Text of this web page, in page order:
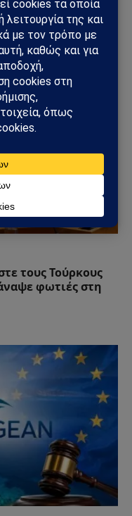
εσωτερικό των
τους Τούρκους
φωτιές στη